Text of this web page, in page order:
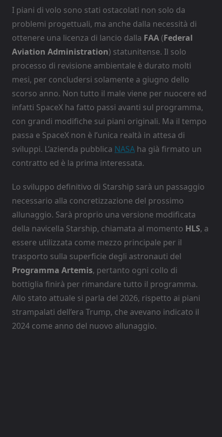
I piani di volo sono stati ostacolati non solo da
problemi progettuali, ma anche dalla necessità di
ottenere una licenza di lancio dalla FAA(Federal
Aviation Administration) statunitense. Il solo
processo di revisione ambientale è durato molti
mesi, per concludersi solamente a giugno dello
scorso anno. Non tutto il male viene per nuocere ed
infatti SpaceX ha fatto passi avanti sul programma,
con grandi modifiche sui piani originali. Ma il tempo
passa e SpaceX non è l’unica realtà in attesa di
sviluppi. L’azienda pubblica NASA ha già firmato un
contratto ed è la prima interessata.
Lo sviluppo definitivo di Starship sarà un passaggio
necessario alla concretizzazione del prossimo
allunaggio. Sarà proprio una versione modificata
della navicella Starship, chiamata al momento HLS, a
essere utilizzata come mezzo principale per il
trasporto sulla superficie degli astronauti del
Programma Artemis, pertanto ogni collo di
bottiglia finirà per rimandare tutto il programma.
Allo stato attuale si parla del 2026, rispetto ai piani
strampalati dell’era Trump, che avevano indicato il
2024 come anno del nuovo allunaggio.